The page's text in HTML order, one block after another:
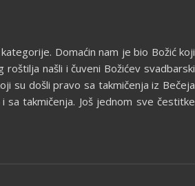
kategorije. Domaćin nam je bio Božić koji
našli i čuveni Božićev svadbarski
su došli pravo sa takmičenja iz Bečeja
takmičenja. Još jednom sve čestitke